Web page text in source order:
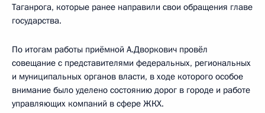
Таганрога, которые ранее направили свои обращения главе
государства.
По итогам работы приёмной А.Дворкович провёл
совещание с представителями федеральных, региональных
и муниципальных органов власти, в ходе которого особое
внимание было уделено состоянию дорог в городе и работе
управляющих компаний в сфере ЖКХ.